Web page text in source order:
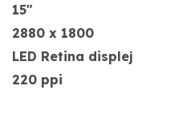
15"
2880 x 1800
LED Retina displej
220 ppi